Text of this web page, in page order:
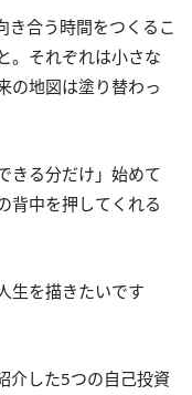
き合う時間をつくるこ
。それぞれは小さな
の地図は塗り替わっ
きる分だけ」始めて
背中を押してくれる
生を描きたいです
介した5つの自己投資